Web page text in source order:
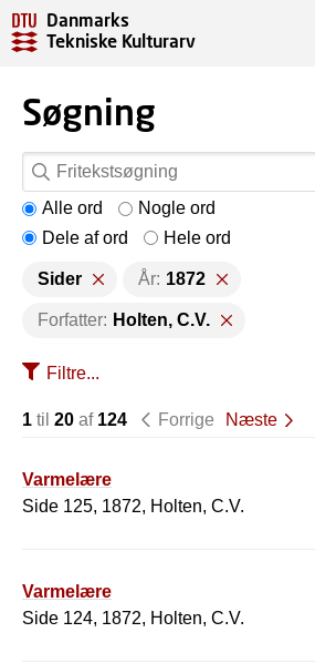
Danmarks
Tekniske Kulturarv
Søgning
Alle ord
Nogle ord
Dele af ord
Hele ord
Sider År: 1872
Forfatter: Holten, C.V.
Filtre...
1 til 20 af 124 Forrige Næste
Varmelære
Side 125, 1872, Holten, C.V.
Varmelære
Side 124, 1872, Holten, C.V.